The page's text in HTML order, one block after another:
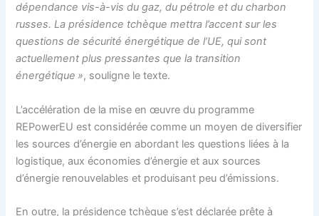
dépendance vis-à-vis du gaz, du pétrole et du charbon
russes. La présidence tchèque mettra l’accent sur les
questions de sécurité énergétique de l’UE, qui sont
actuellement plus pressantes que la transition
énergétique », souligne le texte.
L’accélération de la mise en œuvre du programme
REPowerEU est considérée comme un moyen de diversifier
les sources d’énergie en abordant les questions liées à la
logistique, aux économies d’énergie et aux sources
d’énergie renouvelables et produisant peu d’émissions.
En outre, la présidence tchèque s’est déclarée prête à